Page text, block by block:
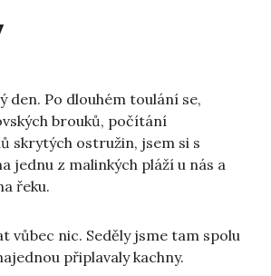
den. Po dlouhém toulání se,
brouků, počítání
skrytých ostružin, jsem si s
jednu z malinkých pláží u nás a
řeku.
vůbec nic. Seděly jsme tam spolu
připlavaly kachny.